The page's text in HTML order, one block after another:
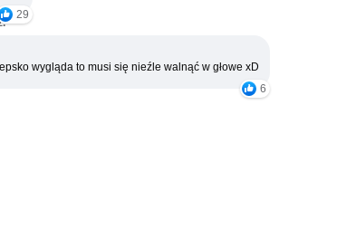
29
wygląda to musi się nieźle walnąć w głowe xD
6